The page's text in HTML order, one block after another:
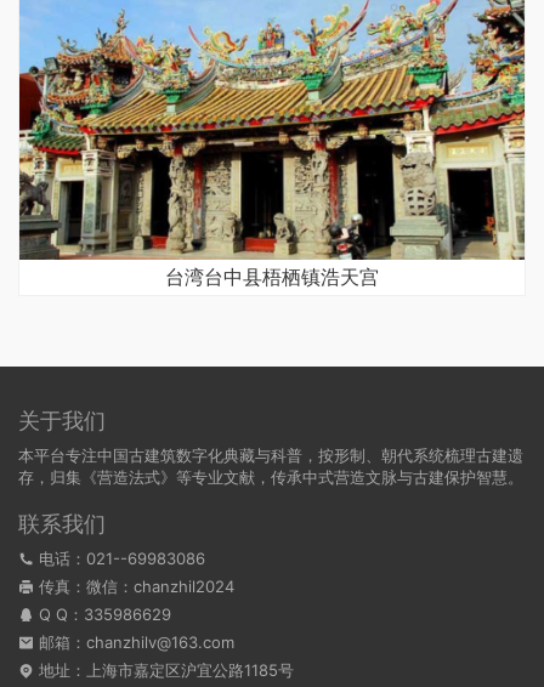
台湾台中县梧栖镇浩天宫
关于我们
本平台专注中国古建筑数字化典藏与科普，按形制、朝代系统梳理古建遗
存，归集《营造法式》等专业文献，传承中式营造文脉与古建保护智慧。
联系我们
电话：021--69983086
传真：微信：chanzhil2024
Q Q： 335986629
邮箱：chanzhilv@163.com
地址：上海市嘉定区沪宜公路1185号